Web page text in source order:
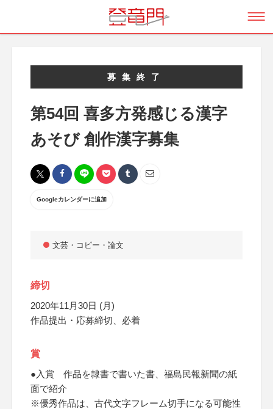
募集終了
第54回 喜多方発感じる漢字
あそび 創作漢字募集
Googleカレンダーに追加
文芸・コピー・論文
締切
2020年11月30日 (月)
作品提出・応募締切、必着
賞
●入賞 作品を隷書で書いた書、福島民報新聞の紙
面で紹介
※優秀作品は、古代文字フレーム切手になる可能性